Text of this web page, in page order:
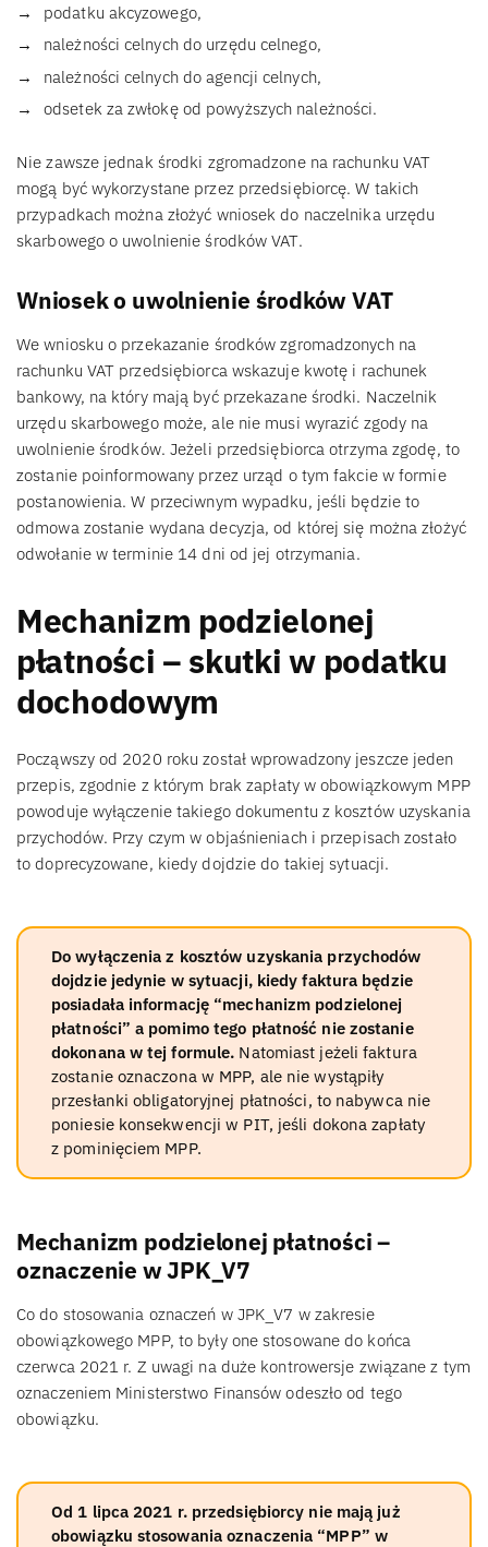
podatku akcyzowego,
należności celnych do urzędu celnego,
należności celnych do agencji celnych,
odsetek za zwłokę od powyższych należności.
Nie zawsze jednak środki zgromadzone na rachunku VAT
mogą być wykorzystane przez przedsiębiorcę. W takich
przypadkach można złożyć wniosek do naczelnika urzędu
skarbowego o uwolnienie środków VAT.
Wniosek o uwolnienie środków VAT
We wniosku o przekazanie środków zgromadzonych na
rachunku VAT przedsiębiorca wskazuje kwotę i rachunek
bankowy, na który mają być przekazane środki. Naczelnik
urzędu skarbowego może, ale nie musi wyrazić zgody na
uwolnienie środków. Jeżeli przedsiębiorca otrzyma zgodę, to
zostanie poinformowany przez urząd o tym fakcie w formie
postanowienia. W przeciwnym wypadku, jeśli będzie to
odmowa zostanie wydana decyzja, od której się można złożyć
odwołanie w terminie 14 dni od jej otrzymania.
Mechanizm podzielonej
płatności – skutki w podatku
dochodowym
Począwszy od 2020 roku został wprowadzony jeszcze jeden
przepis, zgodnie z którym brak zapłaty w obowiązkowym MPP
powoduje wyłączenie takiego dokumentu z kosztów uzyskania
przychodów. Przy czym w objaśnieniach i przepisach zostało
to doprecyzowane, kiedy dojdzie do takiej sytuacji.
Do wyłączenia z kosztów uzyskania przychodów
dojdzie jedynie w sytuacji, kiedy faktura będzie
posiadała informację “mechanizm podzielonej
płatności” a pomimo tego płatność nie zostanie
dokonana w tej formule. Natomiast jeżeli faktura
zostanie oznaczona w MPP, ale nie wystąpiły
przesłanki obligatoryjnej płatności, to nabywca nie
poniesie konsekwencji w PIT, jeśli dokona zapłaty
z pominięciem MPP.
Mechanizm podzielonej płatności –
oznaczenie w JPK_V7
Co do stosowania oznaczeń w JPK_V7 w zakresie
obowiązkowego MPP, to były one stosowane do końca
czerwca 2021 r. Z uwagi na duże kontrowersje związane z tym
oznaczeniem Ministerstwo Finansów odeszło od tego
obowiązku.
Od 1 lipca 2021 r. przedsiębiorcy nie mają już
obowiązku stosowania oznaczenia “MPP” w